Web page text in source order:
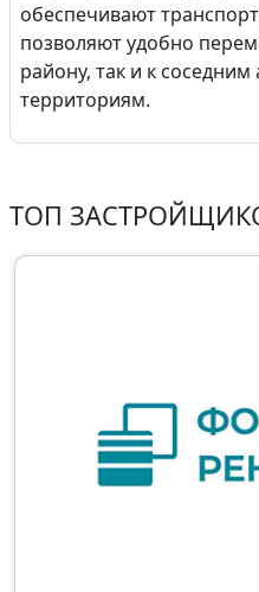
обеспечивают
позволяют удобно
району, так и к
территориям.
ТОП